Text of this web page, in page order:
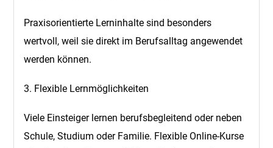
Praxisorientierte Lerninhalte sind besonders
wertvoll, weil sie direkt im Berufsalltag angewendet
werden können.
3. Flexible Lernmöglichkeiten
Viele Einsteiger lernen berufsbegleitend oder neben
Schule, Studium oder Familie. Flexible Online-Kurse